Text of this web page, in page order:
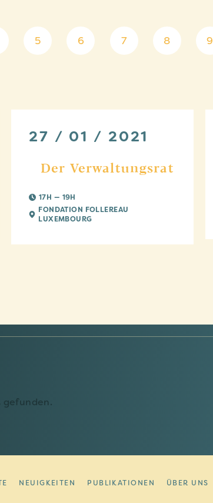
5 6 7 8 9
27 / 01 / 2021
Der Verwaltungsrat
17H — 19H
FONDATION FOLLEREAU
LUXEMBOURG
gefunden.
NEUIGKEITEN PUBLIKATIONEN ÜBER UNS